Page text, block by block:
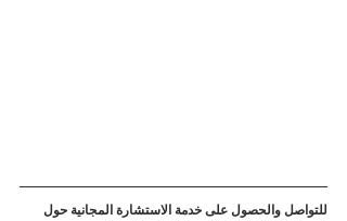
للتواصل والحصول على خدمة الاستشارة المجانية حول